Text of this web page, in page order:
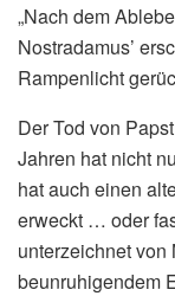
„Nach dem
Nostradamus’
Rampenlicht
Der Tod von
Jahren hat nicht
hat auch einen
erweckt … oder
unterzeichnet von
beunruhigendem